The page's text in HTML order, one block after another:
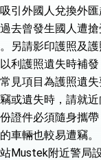
引外國人兌換外
去曾發生國人遭
另請影印護照及
利護照遺失時補
見項目為護照遺失
或遺失時，請就
證件必須隨身攜帶
車輛也較易遭竊。
Mustek附近警局